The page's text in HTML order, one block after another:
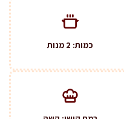
כמות: 2 מנות